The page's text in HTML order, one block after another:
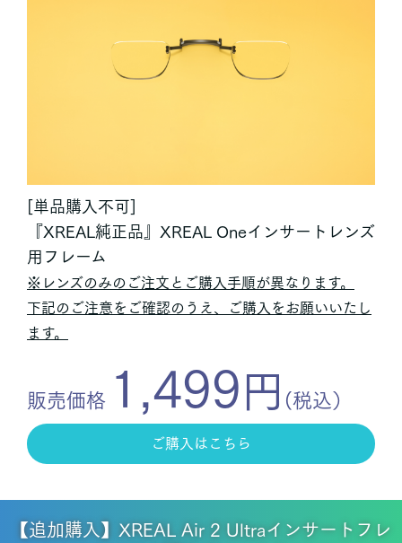
[単品購入不可]
『XREAL純正品』XREAL Oneインサートレンズ
用フレーム
※レンズのみのご注文とご購入手順が異なります。
下記のご注意をご確認のうえ、ご購入をお願いいたし
ます。
販売価格 1,499 円 (税込）
ご購入はこちら
【追加購入】XREAL Air 2 Ultraインサートフレ